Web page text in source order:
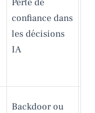
confiance dans
les décisions
IA
Backdoor ou